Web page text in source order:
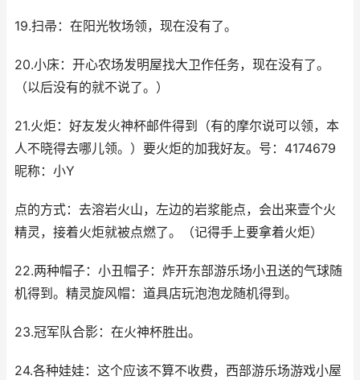
19.扫帚：在阳光牧场领，现在没有了。
20.小床：开心农场发明屋找大卫作任务，现在没有了。
（以后没有的就不说了。）
21.火炬：好友发火神杯邮件得到（有的摩尔说可以领，本
人不晓得去哪儿领。）要火炬的加我好友。号：4174679
昵称：小Y
点的方式：去溶岩火山，左边的岩浆能点，会出来壹个火
精灵，接着火炬就被点燃了。（记得手上要拿着火炬）
22.两种帽子：小丑帽子：炸开东部游乐场小丑送的气球随
机得到。精灵旋风帽：道具店玩泡泡龙随机得到。
23.冠军队合影：在火神杯胜出。
24.各种娃娃：这个应该不算不收费，西部游乐场游戏小屋